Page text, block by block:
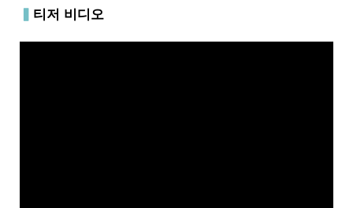
▍ 티저 비디오